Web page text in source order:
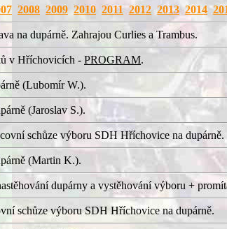
2008 2009 2010 2011 2012 2013 2014
na dupárně. Zahrajou Curlies a Trambus.
v Hříchovicích - PROGRAM.
(Lubomír W.).
(Jaroslav S.).
schůze výboru SDH Hříchovice na dupárně.
(Martin K.).
dupárny a vystěhování výboru +
schůze výboru SDH Hříchovice na dupárně.